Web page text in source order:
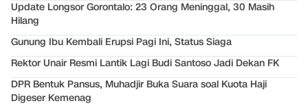
Update Longsor Gorontalo: 23 Orang Meninggal, 30 Masih
Hilang
Gunung Ibu Kembali Erupsi Pagi Ini, Status Siaga
Rektor Unair Resmi Lantik Lagi Budi Santoso Jadi Dekan FK
DPR Bentuk Pansus, Muhadjir Buka Suara soal Kuota Haji
Digeser Kemenag